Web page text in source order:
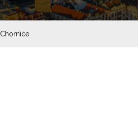
Chornice